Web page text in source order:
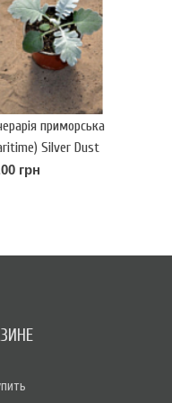
приморська
Silver Dust
грн